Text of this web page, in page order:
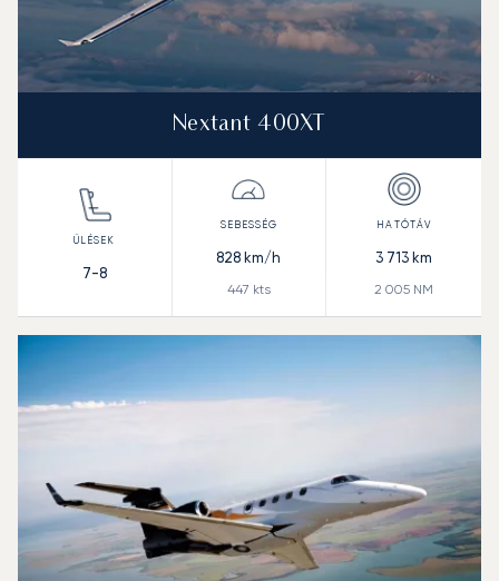
Nextant 400XT
7-8
828 km/h
447 kts
3 713 km
2 005 NM